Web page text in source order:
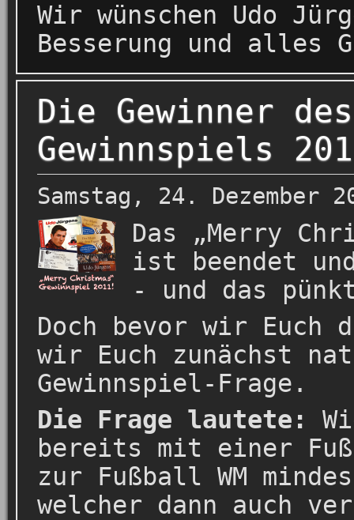
Wir wünschen Udo
Besserung und alles
Die Gewinner
Gewinnspiels
Samstag, 24. Dezember
Das „Merry
ist beendet
- und das
Doch bevor wir
wir Euch zunächst
Gewinnspiel-Frage.
Die Frage lautete:
bereits mit einer
zur Fußball WM
welcher dann auch